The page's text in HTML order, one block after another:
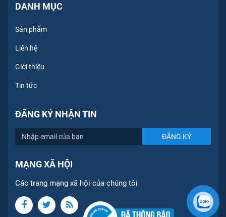
DANH MỤC
Sản phẩm
Liên hệ
Giới thiệu
Tin tức
ĐĂNG KÝ NHẬN TIN
MẠNG XÃ HỘI
Các trang mạng xã hội của chúng tôi